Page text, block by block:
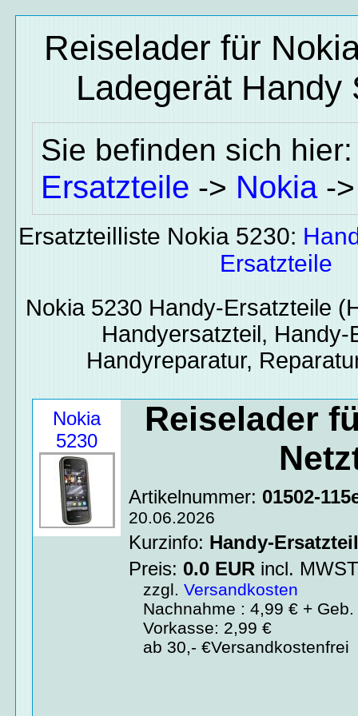
Reiselader für
Ladegerät Handy
Sie befinden sich
Ersatzteile -> Nokia-
Ersatzteilliste Nokia 5230:
Ersatzteile
Nokia 5230 Handy-Ersatzteile
Handyersatzteil, Handy-
Handyreparatur,
Nokia
5230
Reiselader
Artikelnummer: 01502-
20.06.2026
Kurzinfo: Handy-
Preis: 0.0 EUR incl.
zzgl.Versandkosten
Nachnahme : 4,99 € + Geb.
Vorkasse: 2,99 €
ab 30,- €Versandkostenfrei